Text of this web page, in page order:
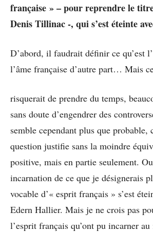
française » – pour reprendre le titre
Denis Tillinac -, qui s’est éteinte
D’abord, il faudrait définir ce qu’est
l’âme française d’autre part… Mais
risquerait de prendre du temps,
sans doute d’engendrer des
semble cependant plus que probable,
question justifie sans la moindre
positive, mais en partie seulement.
incarnation de ce que je désignerais
vocable d’« esprit français » s’est
Edern Hallier. Mais je ne crois pas
l’esprit français qu’ont pu incarner